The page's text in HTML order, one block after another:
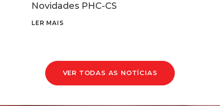
Novidades PHC-CS
LER MAIS
VER TODAS AS NOTÍCIAS